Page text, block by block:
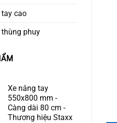
tay cao
thùng phuy
Xe nâng tay
550x800 mm -
Càng dài 80 cm -
Thương hiệu Staxx